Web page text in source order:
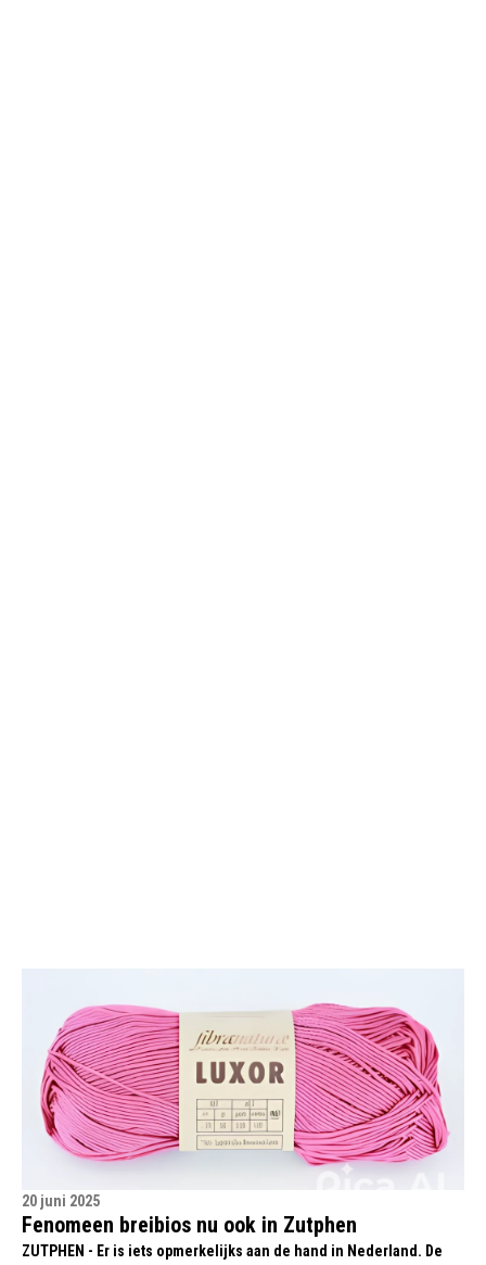
20 juni 2025
Fenomeen breibios nu ook in Zutphen
ZUTPHEN - Er is iets opmerkelijks aan de hand in Nederland. De